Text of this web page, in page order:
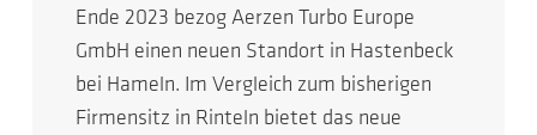
Ende 2023 bezog Aerzen Turbo Europe
GmbH einen neuen Standort in Hastenbeck
bei Hameln. Im Vergleich zum bisherigen
Firmensitz in Rinteln bietet das neue